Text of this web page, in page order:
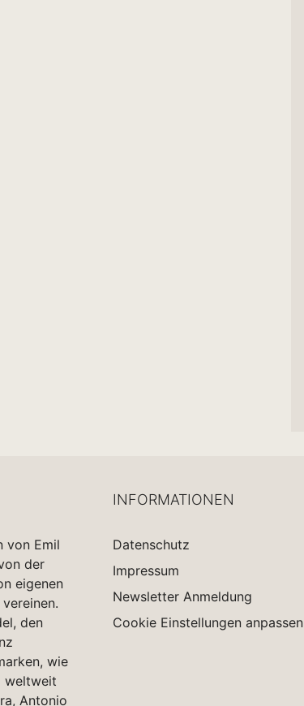
von Emil
der
eigenen
den
wie
weltweit
Antonio
INFORMATIONEN
Datenschutz
Impressum
Newsletter Anmeldung
Cookie Einstellungen anpassen